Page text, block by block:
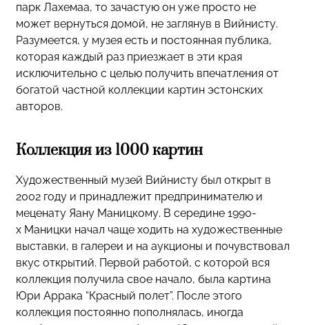
парк Лахемаа, то зачастую он уже просто не
может вернуться домой, не заглянув в Вийнисту.
Разумеется, у музея есть и постоянная публика,
которая каждый раз приезжает в эти края
исключительно с целью получить впечатления от
богатой частной коллекции картин эстонских
авторов.
Коллекция из 1000 картин
Художественный музей Вийнисту был открыт в
2002 году и принадлежит предпринимателю и
меценату Яану Маницкому. В середине 1990-
х Маницки начал чаще ходить на художественные
выставки, в галереи и на аукционы и почувствовал
вкус открытий. Первой работой, с которой вся
коллекция получила свое начало, была картина
Юри Аррака “Красный полет”. После этого
коллекция постоянно пополнялась, иногда